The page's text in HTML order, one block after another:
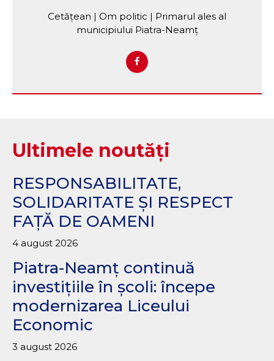
Cetățean | Om politic | Primarul ales al
municipiului Piatra-Neamț
Ultimele noutăți
RESPONSABILITATE,
SOLIDARITATE ȘI RESPECT
FAȚĂ DE OAMENI
4 august 2026
Piatra-Neamț continuă
investițiile în școli: începe
modernizarea Liceului
Economic
3 august 2026